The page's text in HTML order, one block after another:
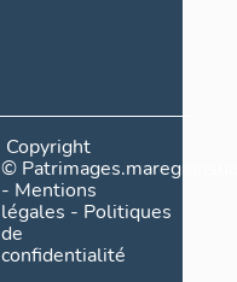
Copyright
©
- Mentions
légales - Politiques
de
confidentialité